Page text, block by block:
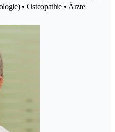
• Osteopathie • Ärzte